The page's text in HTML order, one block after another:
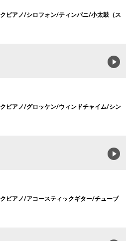
ピアノ/シロフォン/ティンパニ/小太鼓（ス
ピアノ/グロッケン/ウィンドチャイム/シン
ピアノ/アコースティックギター/チューブ